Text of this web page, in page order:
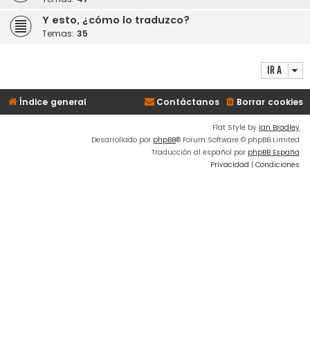
Y esto, ¿cómo lo traduzco?
Temas: 35
Ir a
Índice general Borrar cookies
Contáctanos
Flat Style by Ian Bradley
Desarrollado por phpBB® Forum Software © phpBB Limited
Traducción al español por phpBB España
Privacidad | Condiciones